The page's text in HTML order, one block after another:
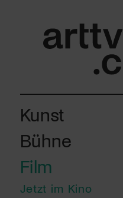
Kunst
Bühne
Film
Jetzt im Kino